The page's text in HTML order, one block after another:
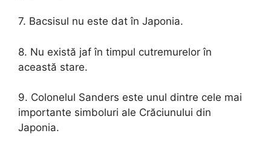
7. Bacsisul nu este dat în Japonia.
8. Nu există jaf în timpul cutremurelor în
această stare.
9. Colonelul Sanders este unul dintre cele mai
importante simboluri ale Crăciunului din
Japonia.